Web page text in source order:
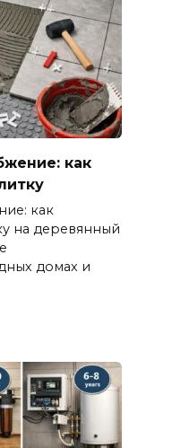
как
как
на деревянный
домах и